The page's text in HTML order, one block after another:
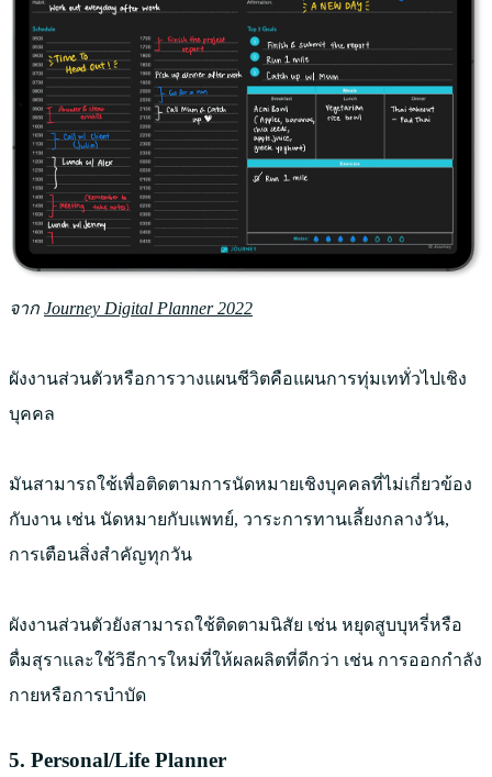
จาก Journey Digital Planner 2022
ผังงานส่วนตัวหรือการวางแผนชีวิตคือแผนการทุ่มเททั่วไปเชิง
บุคคล
มันสามารถใช้เพื่อติดตามการนัดหมายเชิงบุคคลที่ไม่เกี่ยวข้อง
กับงาน เช่น นัดหมายกับแพทย์, วาระการทานเลี้ยงกลางวัน,
การเตือนสิ่งสำคัญทุกวัน
ผังงานส่วนตัวยังสามารถใช้ติดตามนิสัย เช่น หยุดสูบบุหรี่หรือ
ดื่มสุราและใช้วิธีการใหม่ที่ให้ผลผลิตที่ดีกว่า เช่น การออกกำลัง
กายหรือการบำบัด
5. Personal/Life Planner